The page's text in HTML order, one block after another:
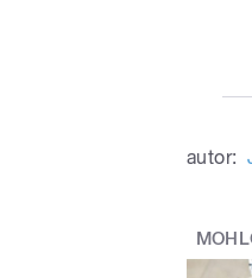
autor: